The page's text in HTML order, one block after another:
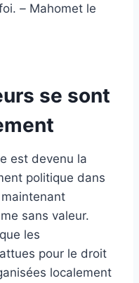
– Mahomet le
se sont
est devenu la
politique dans
sans valeur.
les
pour le droit
localement